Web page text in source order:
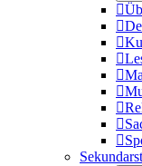








